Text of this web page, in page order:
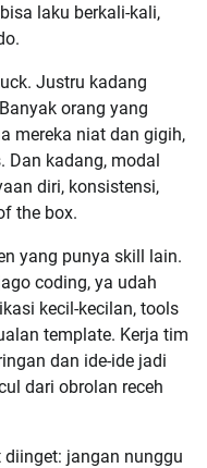
laku berkali-kali,
Justru kadang
orang yang
mereka niat dan gigih,
Dan kadang, modal
diri, konsistensi,
the box.
yang punya skill lain.
coding, ya udah
kecil-kecilan, tools
template. Kerja tim
dan ide-ide jadi
dari obrolan receh
jangan nunggu